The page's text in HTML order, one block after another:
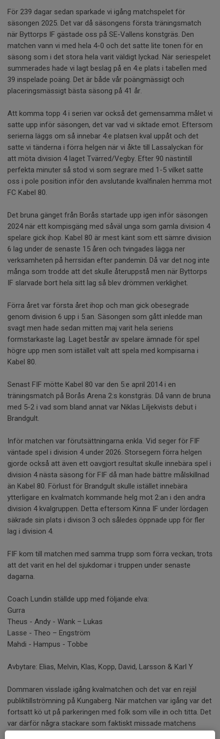
För 239 dagar sedan sparkade vi igång matchspelet för
säsongen 2025. Det var då säsongens första träningsmatch
när Byttorps IF gästade oss på SE-Vallens konstgräs. Den
matchen vann vi med hela 4-0 och det satte lite tonen för en
säsong som i det stora hela varit väldigt lyckad. När seriespelet
summerades hade vi lagt beslag på en 4:e plats i tabellen med
39 inspelade poäng. Det är både vår poängmässigt och
placeringsmässigt bästa säsong på 41 år.
Att komma topp 4 i serien var också det gemensamma målet vi
satte upp inför säsongen, det var vad vi siktade emot. Eftersom
serierna läggs om så innebar 4:e platsen kval uppåt och det
satte vi tänderna i förra helgen när vi åkte till Lassalyckan för
att möta division 4 laget Tvärred/Vegby. Efter 90 nästintill
perfekta minuter så stod vi som segrare med 1-5 vilket satte
oss i pole position inför den avslutande kvalfinalen hemma mot
FC Kabel 80.
Det bruna gänget från Borås startade upp igen inför säsongen
2024 när ett kompisgäng med såväl unga som gamla division 4
spelare gick ihop. Kabel 80 är mest känt som ett sämre division
6 lag under de senaste 15 åren och tvingades lägga ner
verksamheten på herrsidan efter pandemin. Då var det nog inte
många som trodde att det skulle återuppstå men när Byttorps
IF slarvade bort hela sitt lag så blev drömmen verklighet.
Förra året var första året ihop och man gick obesegrade
genom division 6 upp i 5:an. Säsongen som gått inledde man
svagt men hade sedan mitten maj varit hela seriens
formstarkaste lag. Laget består av spelare ämnade för spel
högre upp men som istället valt att spela med kompisarna i
Kabel 80.
Senast FIF mötte Kabel 80 var den 5:e april 2014 i en
träningsmatch på Borås Arena 2:s konstgräs. Då vann de bruna
med 5-2 i vad som bland annat var Niklas Liljekvists debut i
Brandgult.
Inför matchen var förutsättningarna enkla. Vid seger för FIF
väntade spel i division 4 under 2026. Storsegern förra helgen
gjorde också att även ett oavgjort resultat skulle innebära spel i
division 4 nästa säsong för FIF då man hade bättre målskillnad
än Kabel 80. Förlust för Brandgult skulle istället innebära
ytterligare en kvalmatch kommande helg mot 2:an i den andra
division 4 kvalgruppen. Detta eftersom Kinna IF under lördagen
säkrade sin plats i divison 3 och således öppnade upp för fler
lag i division 4.
FIF kom till matchen med samma trupp som förra veckan, trots
att det varit en hel del sjukdomar i truppen under senaste
dagarna.
Coach Lundin ställde upp med följande elva:
Gurra
Theus - Andy - Wank – Lukas
Lasse - Theo – Engström
Mahdi - Hampus - Tobbe
Avbytare: Elias, Melvin, Klas, Kopp, David, Larsson & Karl Y
Dommaren visslade igång kvalmatchen och det var en rejäl
publiktillströmning på Kungaberg. När matchen var igång var det
fortsatt kö ut på parkeringen med folk som ville in och titta. Det
var därför några stackare som faktiskt missade matchens